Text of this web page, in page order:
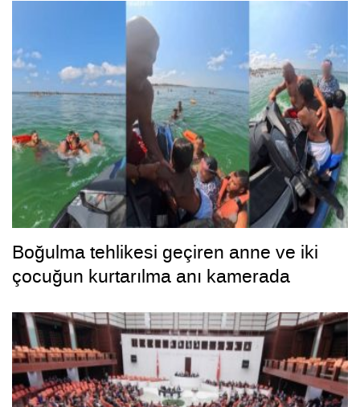
Boğulma tehlikesi geçiren anne ve iki
çocuğun kurtarılma anı kamerada